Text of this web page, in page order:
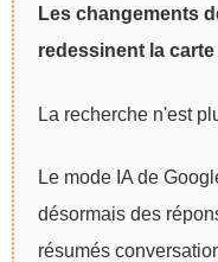
Les changements
redessinent la
La recherche n'est
Le mode IA de
désormais des
résumés